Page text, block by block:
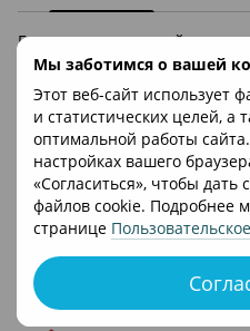
Мы заботимся о вашей
Этот веб-сайт использует
и статистических целей, а
оптимальной работы
настройках вашего
«Согласиться», чтобы дать
файлов cookie. Подробнее
странице
Беговел пластиковый,
колеса пластик 10,5см
сиденья (от пола) 39см,
от 80 до 180 мин в
цветов, 4 режима, меняется
громкость, подключается к
управлять музыкой можно
на беговеле (играть, стоп,
Доставка